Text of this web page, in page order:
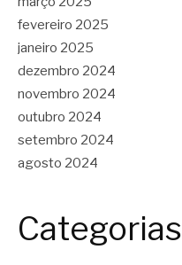
fevereiro 2025
janeiro 2025
dezembro 2024
novembro 2024
outubro 2024
setembro 2024
agosto 2024
Categorias